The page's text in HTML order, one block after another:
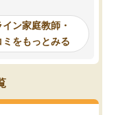
自習室が毎日使えていつ
るのが心強かったよう
謝です。
ン家庭教師・
をもっとみる